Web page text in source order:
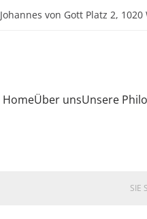
Johannes von Gott Platz 2, 1020
HomeÜber unsUnsere
SIE